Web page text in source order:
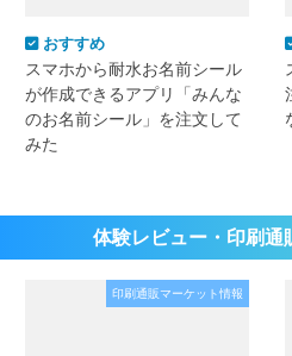
おすすめ
スマホから耐水お名前シール
が作成できるアプリ「みんな
のお名前シール」を注文して
みた
体験レビュー・印刷通
印刷通販マーケット情報